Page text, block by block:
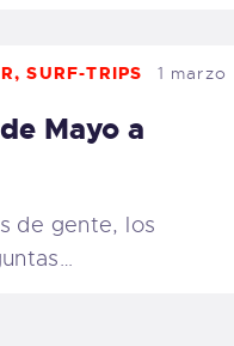
,SURF-TRIPS
1 marzo
Mayo a
de gente, los